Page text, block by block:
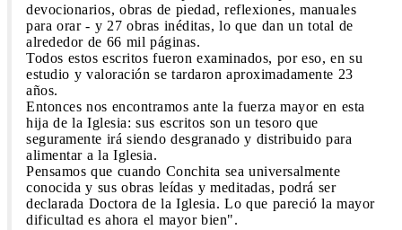
devocionarios, obras de piedad, reflexiones, manuales
para orar - y 27 obras inéditas, lo que dan un total de
alrededor de 66 mil páginas.
Todos estos escritos fueron examinados, por eso, en su
estudio y valoración se tardaron aproximadamente 23
años.
Entonces nos encontramos ante la fuerza mayor en esta
hija de la Iglesia: sus escritos son un tesoro que
seguramente irá siendo desgranado y distribuido para
alimentar a la Iglesia.
Pensamos que cuando Conchita sea universalmente
conocida y sus obras leídas y meditadas, podrá ser
declarada Doctora de la Iglesia. Lo que pareció la mayor
dificultad es ahora el mayor bien".